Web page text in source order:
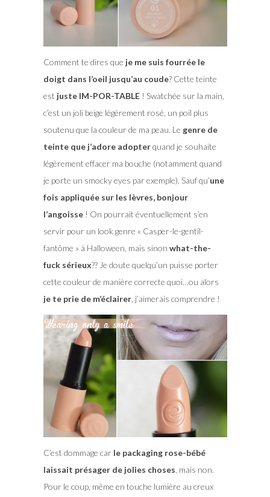
Comment te dires que je me suis fourrée le
doigt dans l’oeil jusqu’au coude? Cette teinte
est juste IM-POR-TABLE! Swatchée sur la main,
c’est un joli beige légèrement rosé, un poil plus
soutenu que la couleur de ma peau. Le genre de
teinte que j’adore adopterquand je souhaite
légèrement effacer ma bouche (notamment quand
je porte un smocky eyes par exemple). Sauf qu’une
fois appliquée sur les lèvres, bonjour
l’angoisse! On pourrait éventuellement s’en
servir pour un look genre « Casper-le-gentil-
fantôme » à Halloween, mais sinon what-the-
fuck sérieux?? Je doute quelqu’un puisse porter
cette couleur de manière correcte quoi…ou alors
je te prie de m’éclairer, j’aimerais comprendre !
C’est dommage carle packaging rose-bébé
laissait présager de jolies choses , mais non.
Pour le coup, même en touche lumière au creux